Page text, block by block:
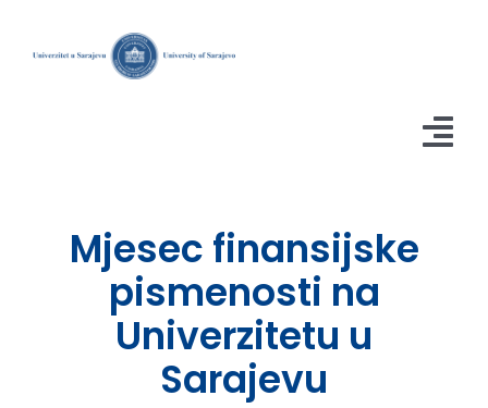
Mjesec finansijske
pismenosti na
Univerzitetu u
Sarajevu